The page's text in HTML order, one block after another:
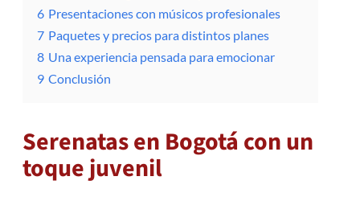
6 Presentaciones con músicos profesionales
7 Paquetes y precios para distintos planes
8 Una experiencia pensada para emocionar
9 Conclusión
Serenatas en Bogotá con un
toque juvenil